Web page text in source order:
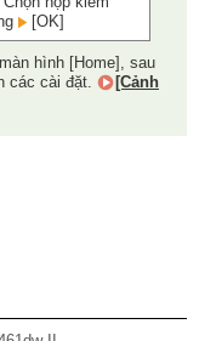
[OK]
hình [Home], sau
các cài đặt.
[Cảnh